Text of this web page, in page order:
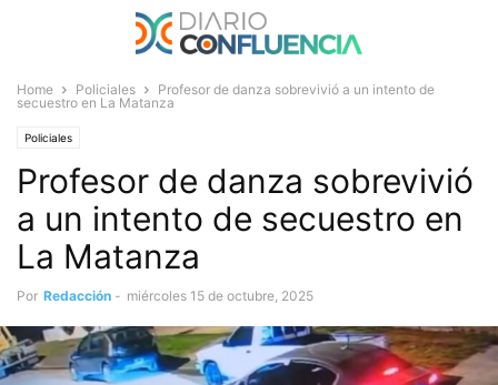
Home Policiales
Profesor de danza sobrevivió a un intento de
secuestro en La Matanza
Policiales
Profesor de danza sobrevivió
a un intento de secuestro en
La Matanza
Por Redacción - miércoles 15 de octubre, 2025